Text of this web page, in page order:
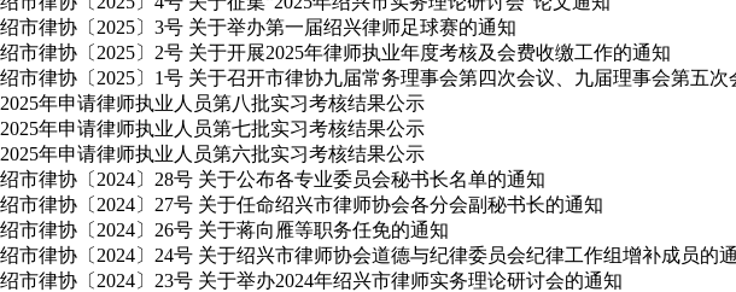
绍市律协〔2025〕3号 关于举办第一届绍兴律师足球赛的通知
绍市律协〔2025〕2号 关于开展2025年律师执业年度考核及会费收缴工作的通知
绍市律协〔2025〕1号 关于召开市律协九届常务理事会第四次会议、九届理事会第五次
2025年申请律师执业人员第八批实习考核结果公示
2025年申请律师执业人员第七批实习考核结果公示
2025年申请律师执业人员第六批实习考核结果公示
绍市律协〔2024〕28号 关于公布各专业委员会秘书长名单的通知
绍市律协〔2024〕27号 关于任命绍兴市律师协会各分会副秘书长的通知
绍市律协〔2024〕26号 关于蒋向雁等职务任免的通知
绍市律协〔2024〕24号 关于绍兴市律师协会道德与纪律委员会纪律工作组增补成员的
绍市律协〔2024〕23号 关于举办2024年绍兴市律师实务理论研讨会的通知